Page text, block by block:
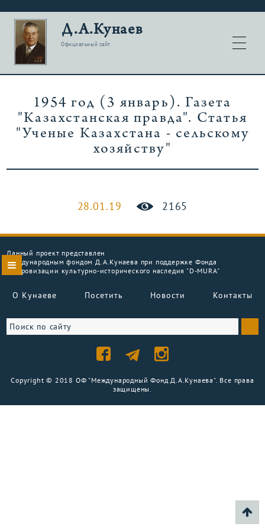
Д.А.Кунаев
Официальный сайт
1954 год (3 январь). Газета
"Казахстанская правда". Статья
"Ученые Казахстана - сельскому
хозяйству"
28.01.19 2165
Данный проект представлен
Международным фондом Д.А.Кунаева при поддержке Фонда
цифровизации культурно-исторического наследия "D-MURA"
О Кунаеве Посетить Новости Контакты
Copyright © 2018 ОФ "Международный Фонд Д.А.Кунаева". Все права
защищены.